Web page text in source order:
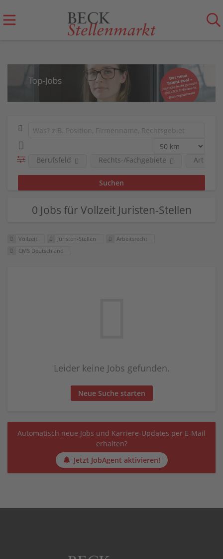
Berufsfeld Rechts-/Fachgebiete Art der
0 Jobs für Vollzeit Juristen-Stellen
Vollzeit Juristen-Stellen
Arbeitsrecht
CMS Deutschland
Leider keine Jobs gefunden.
Neue Suche starten
Automatisch neue Jobs und Karriere-Updates per E-Mail
erhalten?
Jetzt JobAgent aktivieren!